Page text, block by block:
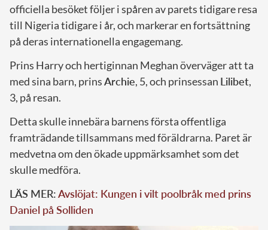
officiella besöket följer i spåren av parets tidigare resa
till Nigeria tidigare i år, och markerar en fortsättning
på deras internationella engagemang.
Prins Harry och hertiginnan Meghan överväger att ta
med sina barn, prinsArchie, 5, och prinsessan Lilibet,
3, på resan.
Detta skulle innebära barnens första offentliga
framträdande tillsammans med föräldrarna. Paret är
medvetna om den ökade uppmärksamhet som det
skulle medföra.
LÄS MER:Avslöjat: Kungen i vilt poolbråk med prins
Daniel på Solliden